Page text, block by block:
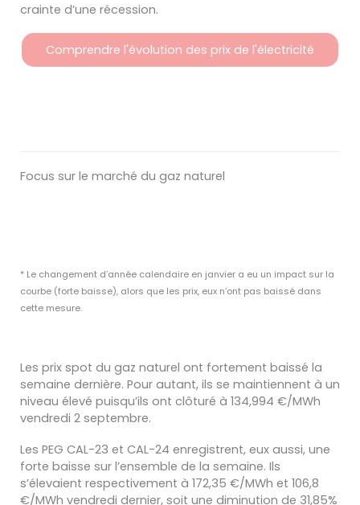
crainte d’une récession.
Comprendre l'évolution des prix de l'électricité
Focus sur le marché du gaz naturel
* Le changement d’année calendaire en janvier a eu un impact sur la
courbe (forte baisse), alors que les prix, eux n’ont pas baissé dans
cette mesure.
Les prix spot du gaz naturel ont fortement baissé la
semaine dernière. Pour autant, ils se maintiennent à un
niveau élevé puisqu’ils ont clôturé à 134,994 €/MWh
vendredi 2 septembre.
Les PEG CAL-23 et CAL-24 enregistrent, eux aussi, une
forte baisse sur l’ensemble de la semaine. Ils
s’élevaient respectivement à 172,35 €/MWh et 106,8
€/MWh vendredi dernier, soit une diminution de 31,85%